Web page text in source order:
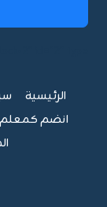
الرئيسية
انضم كمعلم